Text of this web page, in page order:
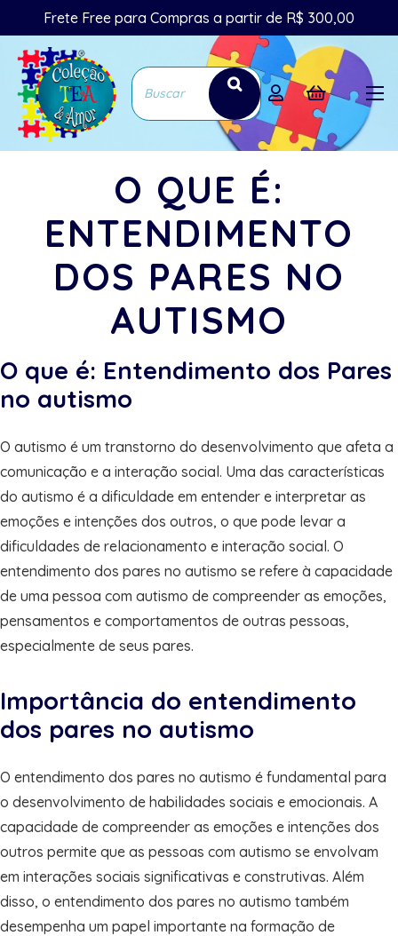
Frete Free para Compras a partir de R$ 300,00
O QUE É:
ENTENDIMENTO
DOS PARES NO
AUTISMO
O que é: Entendimento dos Pares
no autismo
O autismo é um transtorno do desenvolvimento que afeta a
comunicação e a interação social. Uma das características
do autismo é a dificuldade em entender e interpretar as
emoções e intenções dos outros, o que pode levar a
dificuldades de relacionamento e interação social. O
entendimento dos pares no autismo se refere à capacidade
de uma pessoa com autismo de compreender as emoções,
pensamentos e comportamentos de outras pessoas,
especialmente de seus pares.
Importância do entendimento
dos pares no autismo
O entendimento dos pares no autismo é fundamental para
o desenvolvimento de habilidades sociais e emocionais. A
capacidade de compreender as emoções e intenções dos
outros permite que as pessoas com autismo se envolvam
em interações sociais significativas e construtivas. Além
disso, o entendimento dos pares no autismo também
desempenha um papel importante na formação de